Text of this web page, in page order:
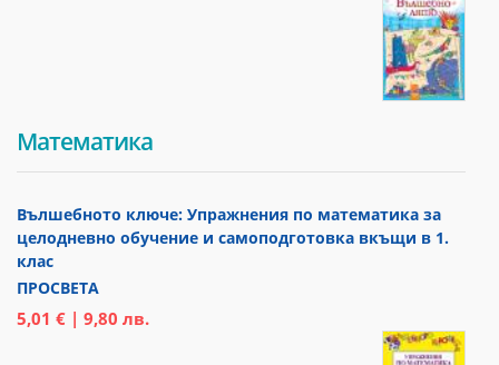
Математика
Вълшебното ключе: Упражнения по математика за
целодневно обучение и самоподготовка вкъщи в 1.
клас
ПРОСВЕТА
5,01 € | 9,80 лв.